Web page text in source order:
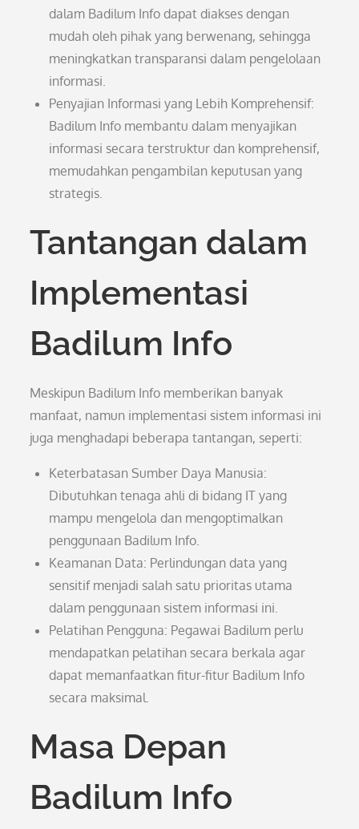
dalam Badilum Info dapat diakses dengan
mudah oleh pihak yang berwenang, sehingga
meningkatkan transparansi dalam pengelolaan
informasi.
Penyajian Informasi yang Lebih Komprehensif:
Badilum Info membantu dalam menyajikan
informasi secara terstruktur dan komprehensif,
memudahkan pengambilan keputusan yang
strategis.
Tantangan dalam
Implementasi
Badilum Info
Meskipun Badilum Info memberikan banyak
manfaat, namun implementasi sistem informasi ini
juga menghadapi beberapa tantangan, seperti:
Keterbatasan Sumber Daya Manusia:
Dibutuhkan tenaga ahli di bidang IT yang
mampu mengelola dan mengoptimalkan
penggunaan Badilum Info.
Keamanan Data: Perlindungan data yang
sensitif menjadi salah satu prioritas utama
dalam penggunaan sistem informasi ini.
Pelatihan Pengguna: Pegawai Badilum perlu
mendapatkan pelatihan secara berkala agar
dapat memanfaatkan fitur-fitur Badilum Info
secara maksimal.
Masa Depan
Badilum Info